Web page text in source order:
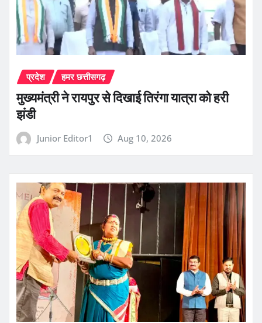
प्रदेश हमर छत्तीसगढ़
मुख्यमंत्री ने रायपुर से दिखाई तिरंगा यात्रा को हरी
झंडी
Junior Editor1 Aug 10, 2026